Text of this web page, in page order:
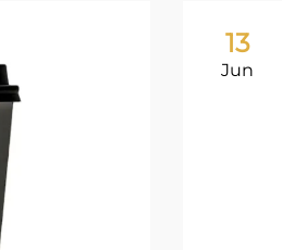
13
Jun